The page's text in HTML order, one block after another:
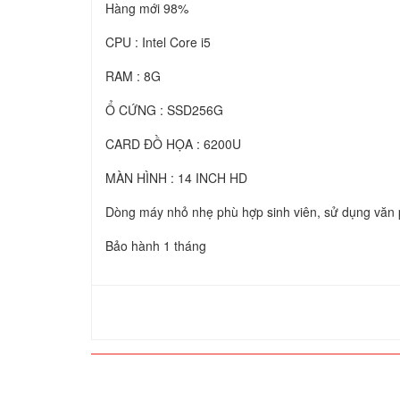
Hàng mới 98%
CPU : Intel Core i5
RAM : 8G
Ổ CỨNG : SSD256G
CARD ĐỒ HỌA : 6200U
MÀN HÌNH : 14 INCH HD
Dòng máy nhỏ nhẹ phù hợp sinh viên, sử dụng văn
Bảo hành 1 tháng